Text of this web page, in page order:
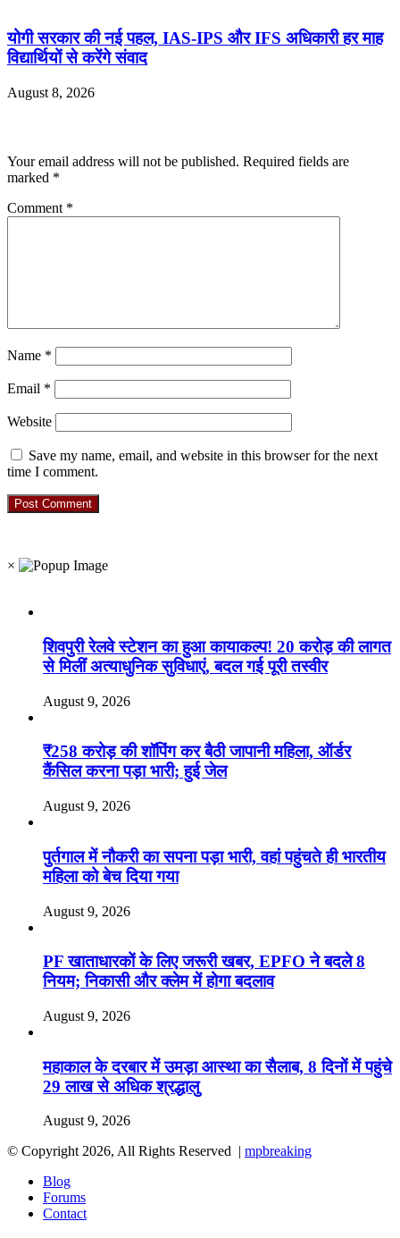
योगी सरकार की नई पहल, IAS-IPS और IFS अधिकारी हर माह
विद्यार्थियों से करेंगे संवाद
August 8, 2026
Your email address will not be published. Required fields are
marked *
Comment *
Name *
Email *
Website
Save my name, email, and website in this browser for the next
time I comment.
×
शिवपुरी रेलवे स्टेशन का हुआ कायाकल्प! 20 करोड़ की लागत
से मिलीं अत्याधुनिक सुविधाएं, बदल गई पूरी तस्वीर
August 9, 2026
₹258 करोड़ की शॉपिंग कर बैठी जापानी महिला, ऑर्डर
कैंसिल करना पड़ा भारी; हुई जेल
August 9, 2026
पुर्तगाल में नौकरी का सपना पड़ा भारी, वहां पहुंचते ही भारतीय
महिला को बेच दिया गया
August 9, 2026
PF खाताधारकों के लिए जरूरी खबर, EPFO ने बदले 8
नियम; निकासी और क्लेम में होगा बदलाव
August 9, 2026
महाकाल के दरबार में उमड़ा आस्था का सैलाब, 8 दिनों में पहुंचे
29 लाख से अधिक श्रद्धालु
August 9, 2026
© Copyright 2026, All Rights Reserved | mpbreaking
Blog
Forums
Contact